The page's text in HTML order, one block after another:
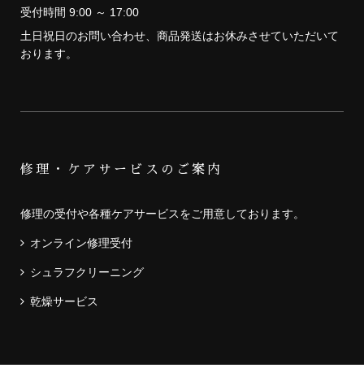
お名前間違いや内容食い違い防止の為、メールのみの受付とさせていただ
きます。
他の参加者の迷惑になる行為を禁止致します。
天候等条件によりスケジュールを変更する場合があります。予めご了承く
ださい。
り逸脱行為があった際には、退場頂く場合や以降のイベント参加をお断り
すようお願い致します。
ローカルツーリズムによく寄せられるご質問
受付時間 9:00 ～ 17:00
土日祝日のお問い合わせ、商品発送はお休みさせていただいて
おります。
修理・ケアサービスのご案内
修理の受付や各種ケアサービスをご用意しております。
オンライン修理受付
シュラフクリーニング
乾燥サービス